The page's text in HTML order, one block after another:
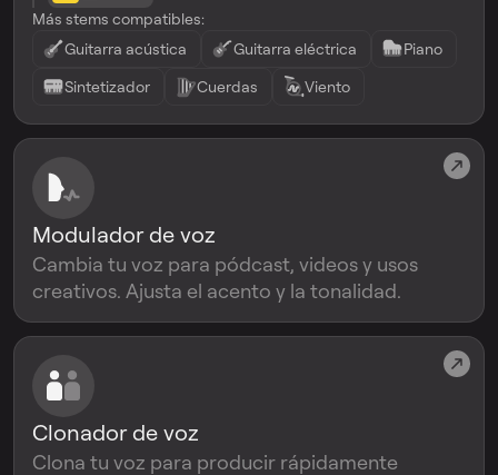
Más stems compatibles:
Guitarra acústica
Guitarra eléctrica
Piano
Sintetizador
Cuerdas Viento
Modulador de voz
Cambia tu voz para pódcast, videos y usos
creativos. Ajusta el acento y la tonalidad.
Clonador de voz
Clona tu voz para producir rápidamente